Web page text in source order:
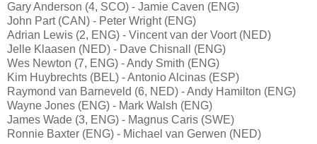
Gary Anderson (4, SCO) - Jamie Caven (ENG)
John Part (CAN) - Peter Wright (ENG)
Adrian Lewis (2, ENG) - Vincent van der Voort (NED)
Jelle Klaasen (NED) - Dave Chisnall (ENG)
Wes Newton (7, ENG) - Andy Smith (ENG)
Kim Huybrechts (BEL) - Antonio Alcinas (ESP)
Raymond van Barneveld (6, NED) - Andy Hamilton (ENG)
Wayne Jones (ENG) - Mark Walsh (ENG)
James Wade (3, ENG) - Magnus Caris (SWE)
Ronnie Baxter (ENG) - Michael van Gerwen (NED)